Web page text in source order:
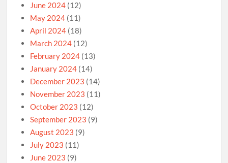
June 2024 (12)
May 2024 (11)
April 2024 (18)
March 2024 (12)
February 2024 (13)
January 2024 (14)
December 2023 (14)
November 2023 (11)
October 2023 (12)
September 2023 (9)
August 2023 (9)
July 2023 (11)
June 2023 (9)